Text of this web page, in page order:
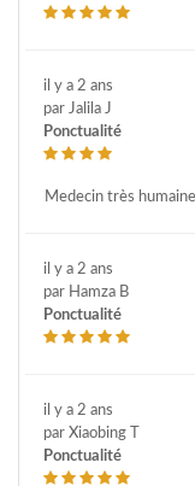
il y a 2 ans
par Jalila J
Ponctualité
Medecin très
il y a 2 ans
par Hamza B
Ponctualité
il y a 2 ans
par Xiaobing T
Ponctualité